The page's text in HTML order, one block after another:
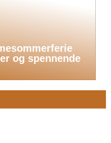
og spennende